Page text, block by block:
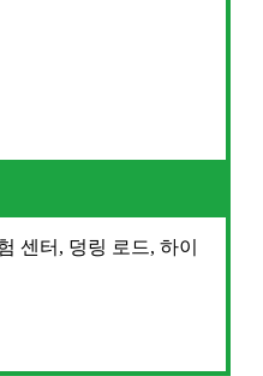
센터, 덩링 로드, 하이